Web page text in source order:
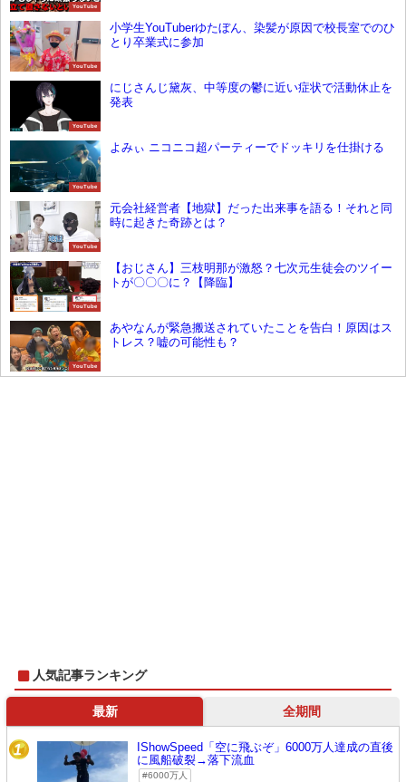
YouTube
YouTube
小学生YouTuberゆたぼん、染髪が原因で校長室でのひ
とり卒業式に参加
YouTube
にじさんじ黛灰、中等度の鬱に近い症状で活動休止を
発表
YouTube
よみぃ ニコニコ超パーティーでドッキリを仕掛ける
YouTube
元会社経営者【地獄】だった出来事を語る！それと同
時に起きた奇跡とは？
YouTube
【おじさん】三枝明那が激怒？七次元生徒会のツイー
トが〇〇〇に？【降臨】
YouTube
あやなんが緊急搬送されていたことを告白！原因はス
トレス？嘘の可能性も？
人気記事ランキング
最新 全期間
1
IShowSpeed「空に飛ぶぞ」6000万人達成の直後
に風船破裂→落下流血
6000万人